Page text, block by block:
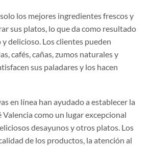
los mejores ingredientes frescos y
sus platos, lo que da como resultado
delicioso. Los clientes pueden
cafés, cañas, zumos naturales y
sus paladares y los hacen
en línea han ayudado a establecer la
como un lugar excepcional
desayunos y otros platos. Los
de los productos, la atención al